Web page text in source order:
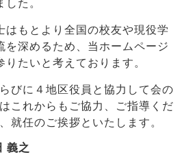
た。
はもとより全国の校友や現役学
深めるため、当ホームページ
たいと考えております。
びに４地区役員と協力して会の
これからもご協力、ご指導くだ
就任のご挨拶といたします。
義之